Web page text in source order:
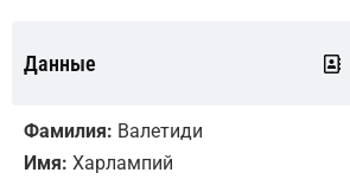
Данные
Фамилия: Валетиди
Имя: Харлампий